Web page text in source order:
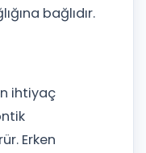
bağlıdır.
ihtiyaç
Erken